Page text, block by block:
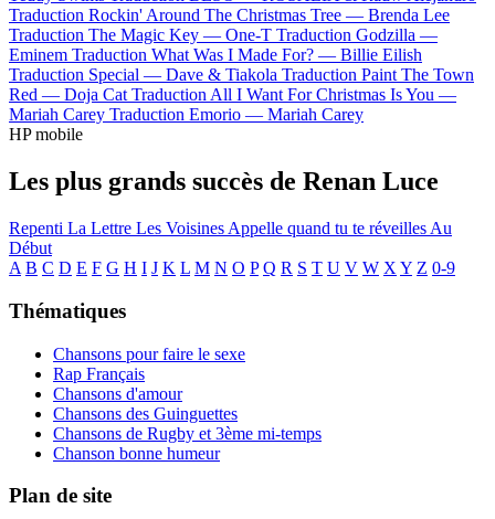
Traduction Rockin' Around The Christmas Tree — Brenda Lee
Traduction The Magic Key — One-T Traduction Godzilla —
Eminem Traduction What Was I Made For? — Billie Eilish
Traduction Special — Dave & Tiakola Traduction Paint The Town
Red — Doja Cat Traduction All I Want For Christmas Is You —
Mariah Carey Traduction Emorio — Mariah Carey
HP mobile
Les plus grands succès de Renan Luce
Repenti La Lettre Les Voisines Appelle quand tu te réveilles Au
Début
A B C D E F G H I J K L M N O P Q R S T U V W X Y Z 0-9
Thématiques
Chansons pour faire le sexe
Rap Français
Chansons d'amour
Chansons des Guinguettes
Chansons de Rugby et 3ème mi-temps
Chanson bonne humeur
Plan de site